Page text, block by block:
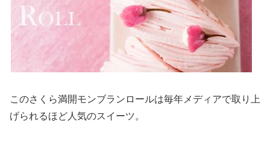
このさくら満開モンブランロールは毎年メディアで取り上
げられるほど人気のスイーツ。